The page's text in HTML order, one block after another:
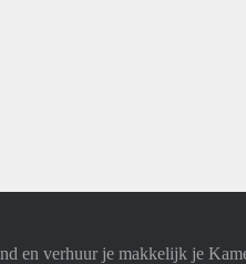
en verhuur je makkelijk je